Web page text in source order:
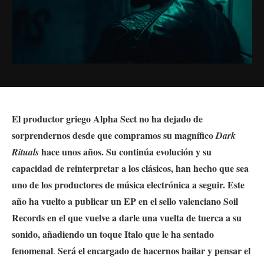
El productor griego Alpha Sect no ha dejado de
sorprendernos desde que compramos su magníficoDark
Ritualshace unos años. Su continúa evolución y su
capacidad de reinterpretar a los clásicos, han hecho que sea
uno de los productores de música electrónica a seguir. Este
año ha vuelto a publicar un EP en el sello valenciano Soil
Records en el que vuelve a darle una vuelta de tuerca a su
sonido, añadiendo un toque Italo que le ha sentado
fenomenal. Será el encargado de hacernos bailar y pensar el